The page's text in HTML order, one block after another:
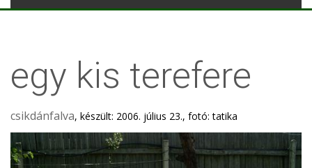
egy kis terefere
csikdánfalva, készült: 2006. július 23., fotó: tatika